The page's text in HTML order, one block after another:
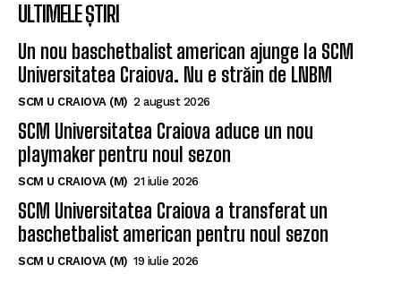
ULTIMELE ȘTIRI
Un nou baschetbalist american ajunge la SCM
Universitatea Craiova. Nu e străin de LNBM
SCM U CRAIOVA (M) 2 august 2026
SCM Universitatea Craiova aduce un nou
playmaker pentru noul sezon
SCM U CRAIOVA (M) 21 iulie 2026
SCM Universitatea Craiova a transferat un
baschetbalist american pentru noul sezon
SCM U CRAIOVA (M) 19 iulie 2026